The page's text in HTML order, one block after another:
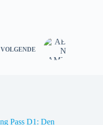
VOLGENDE